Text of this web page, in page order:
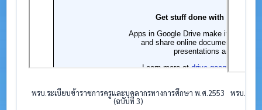
พรบ.ระเบียบข้าราชการครูและบุคลากรทางการศึกษา พ.ศ.2553
(ฉบับที่ 3)
พรบ.ระเ